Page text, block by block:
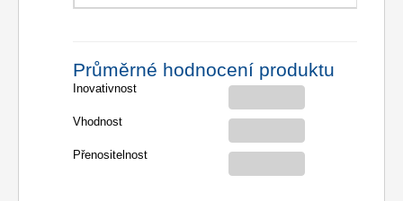
Průměrné hodnocení produktu
Inovativnost
Vhodnost
Přenositelnost